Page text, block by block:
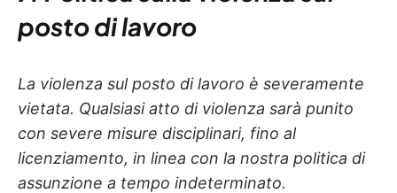
posto di lavoro
La violenza sul posto di lavoro è severamente
vietata. Qualsiasi atto di violenza sarà punito
con severe misure disciplinari, fino al
licenziamento, in linea con la nostra politica di
assunzione a tempo indeterminato.